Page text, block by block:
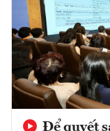
Để quyết